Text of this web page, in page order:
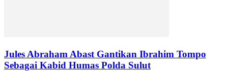
Jules Abraham Abast Gantikan Ibrahim Tompo
Sebagai Kabid Humas Polda Sulut